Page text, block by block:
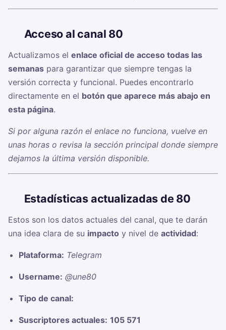
Acceso al canal 80
Actualizamos el enlace oficial de acceso todas las
semanas para garantizar que siempre tengas la
versión correcta y funcional. Puedes encontrarlo
directamente en el botón que aparece más abajo en
esta página.
Si por alguna razón el enlace no funciona, vuelve en
unas horas o revisa la sección principal donde siempre
dejamos la última versión disponible.
Estadísticas actualizadas de 80
Estos son los datos actuales del canal, que te darán
una idea clara de su impacto y nivel de actividad:
Plataforma: Telegram
Username: @une80
Tipo de canal:
Suscriptores actuales: 105 571